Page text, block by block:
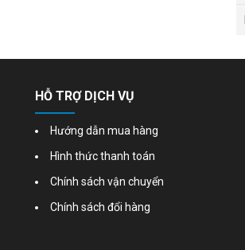
HỖ TRỢ DỊCH VỤ
Hướng dẫn mua hàng
Hình thức thanh toán
Chính sách vận chuyển
Chính sách đổi hàng